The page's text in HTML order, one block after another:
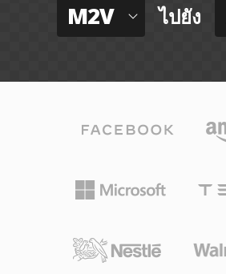
M2V ไปยัง